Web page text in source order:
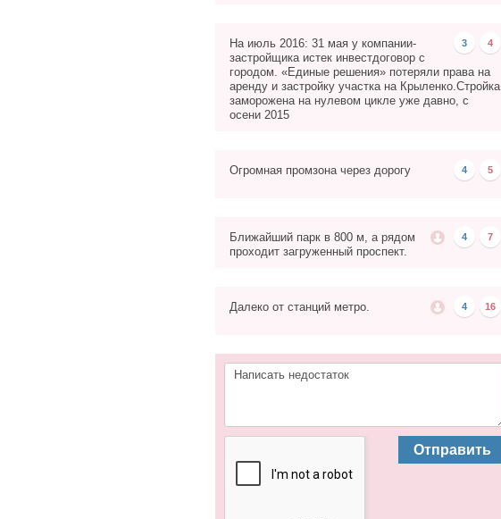
4
3
На июль 2016: 31 мая у компании-
застройщика истек инвестдоговор с
городом. «Единые решения» потеряли права на
аренду и застройку участка на Крыленко.Стройка
заморожена на нулевом цикле уже давно, с
осени 2015
5
4
Огромная промзона через дорогу
7
4
Ближайший парк в 800 м, а рядом
проходит загруженный проспект.
16
4
Далеко от станций метро.
Отправить